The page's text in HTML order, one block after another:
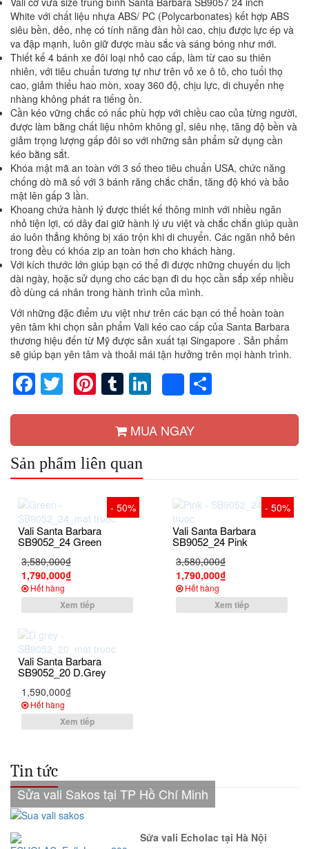
White với chất liệu nhựa ABS/ PC (Polycarbonates) kết hợp ABS
siêu bền, dẻo, nhẹ có tính năng đàn hồi cao, chịu được lực ép và
va đập mạnh, luôn giữ được màu sắc và sáng bóng như mới.
Thiết kế 4 bánh xe đôi loại nhỏ cao cấp, làm từ cao su thiên
nhiên, với tiêu chuẩn tương tự như trên vỏ xe ô tô, cho tuổi thọ
cao, giảm thiểu hao mòn, xoay 360 độ, chịu lực, di chuyển nhẹ
nhàng không phát ra tiếng ồn.
Cần kéo vững chắc có nấc phù hợp với chiều cao của từng người,
được làm bằng chất liệu nhôm không gỉ, siêu nhẹ, tăng độ bền và
giảm trọng lượng gấp đôi so với những sản phẩm sử dụng cần
kéo bằng sắt.
Khóa mật mã an toàn với 3 số theo tiêu chuẩn USA, chức năng
chống dò mã số với 3 bánh răng chắc chắn, tăng độ khó và bảo
mật lên gấp 3 lần.
Khoang chứa hành lý được thiết kế thông minh với nhiều ngăn
nhỏ tiện lợi, có dây đai giữ hành lý ưu việt và chắc chắn giúp quần
áo luôn thẳng không bị xáo trộn khi di chuyển. Các ngăn nhỏ bên
trong đều có khóa zip an toàn hơn cho khách hàng.
Với kích thước lớn giúp bạn có thể đi được những chuyến du lịch
dài ngày, hoặc sử dụng cho các bạn đi du học cần sắp xếp nhiều
đồ dùng cá nhân trong hành trình của mình.
Với những đặc điểm ưu việt như trên các bạn có thể hoàn toàn
yên tâm khi chọn sản phẩm Vali kéo cao cấp của Santa Barbara
thương hiệu đến từ Mỹ được sản xuất tại Singapore . Sản phẩm
sẽ giúp bạn yên tâm và thoải mái tận hưởng trên mọi hành trình.
Facebook
TwitterPinterest
TumblrLinkedIn
Share
MUA NGAY
Sản phẩm liên quan
- 50%
Vali Santa Barbara
SB9052_24 Green
3,580,000₫
1,790,000₫
Hết hàng
Xem tiếp
- 50%
Vali Santa Barbara
SB9052_24 Pink
3,580,000₫
1,790,000₫
Hết hàng
Xem tiếp
Vali Santa Barbara
SB9052_20 D.Grey
1,590,000₫
Hết hàng
Xem tiếp
Tin tức
Sửa vali Sakos tại TP Hồ Chí Minh
Sửa vali Echolac tại Hà Nội